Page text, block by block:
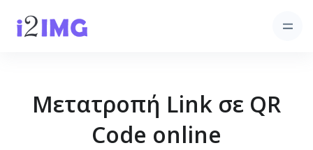
Μετατροπή Link σε QR
Code online